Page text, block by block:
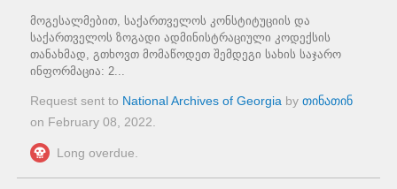
მოგესალმებით, საქართველოს კონსტიტუციის და
საქართველოს ზოგადი ადმინისტრაციული კოდექსის
თანახმად, გთხოვთ მომაწოდეთ შემდეგი სახის საჯარო
ინფორმაცია: 2...
Request sent to National Archives of Georgia by თინათინ
on February 08, 2022
Long overdue.